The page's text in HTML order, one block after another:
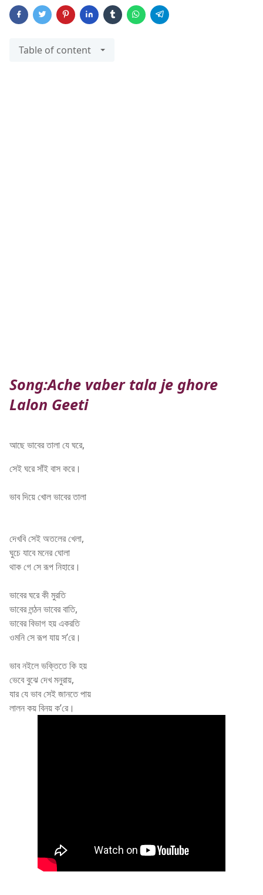
Table of content
Song:Ache vaber tala je ghore
Lalon Geeti
আছে ভাবের তালা যে ঘরে,
সেই ঘরে সাঁই বাস করে।
ভাব দিয়ে খোল ভাবের তালা
দেখবি সেই অতলের খেলা,
ঘুচে যাবে মনের ঘোলা
থাক গে সে রূপ নিহারে।
ভাবের ঘরে কী মুরতি
ভাবের লন্ঠন ভাবের বাতি,
ভাবের বিভাগ হয় একরতি
ওমনি সে রূপ যায় স’রে।
ভাব নইলে ভক্তিতে কি হয়
ভেবে বুঝে দেখ মনুরায়,
যার যে ভাব সেই জানতে পায়
লালন কয় বিনয় ক’রে।